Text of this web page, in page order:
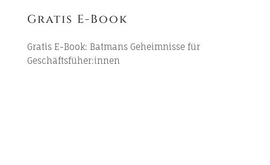
Gratis E-Book
Gratis E-Book: Batmans Geheimnisse für
Geschäftsfüher:innen